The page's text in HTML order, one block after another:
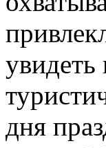
увидеть
дня